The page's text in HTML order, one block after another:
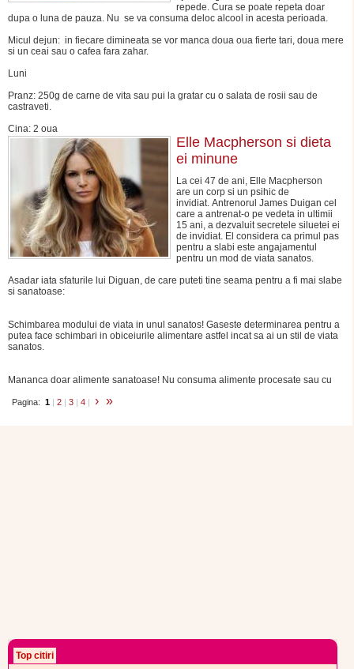
repede. Cura se poate repeta doar
dupa o luna de pauza. Nu se va consuma deloc alcool in acesta perioada.
Micul dejun: in fiecare dimineata se vor manca doua oua fierte tari, doua mere
si un ceai sau o cafea fara zahar.
Luni
Pranz: 250g de carne de vita sau pui la gratar cu o salata de rosii sau de
castraveti.
Cina: 2 oua
Elle Macpherson si dieta
ei minune
La cei 47 de ani, Elle Macpherson
are un corp si un psihic de
invidiat. Antrenorul James Duigan cel
care a antrenat-o pe vedeta in ultimii
15 ani, a dezvaluit secretele siluetei ei
de invidiat. El considera ca primul pas
pentru a slabi este angajamentul
pentru un mod de viata sanatos.
Asadar iata sfaturile lui Diguan, de care puteti tine seama pentru a fi mai slabe
si sanatoase:
Schimbarea modului de viata in unul sanatos! Gaseste determinarea pentru a
putea face schimbari in obiceiurile alimentare astfel incat sa ai un stil de viata
sanatos.
Mananca doar alimente sanatoase! Nu consuma alimente procesate sau cu
Pagina: 1 | 2 | 3 | 4 | › »
Top citiri